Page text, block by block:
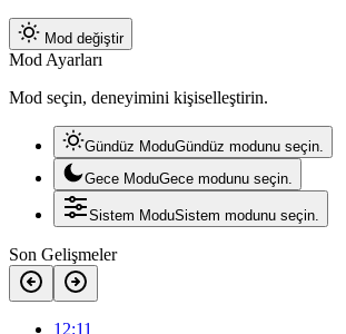
Mod değiştir
Mod Ayarları
Mod seçin, deneyimini kişiselleştirin.
Gündüz ModuGündüz modunu seçin.
Gece ModuGece modunu seçin.
Sistem ModuSistem modunu seçin.
Son Gelişmeler
12:11